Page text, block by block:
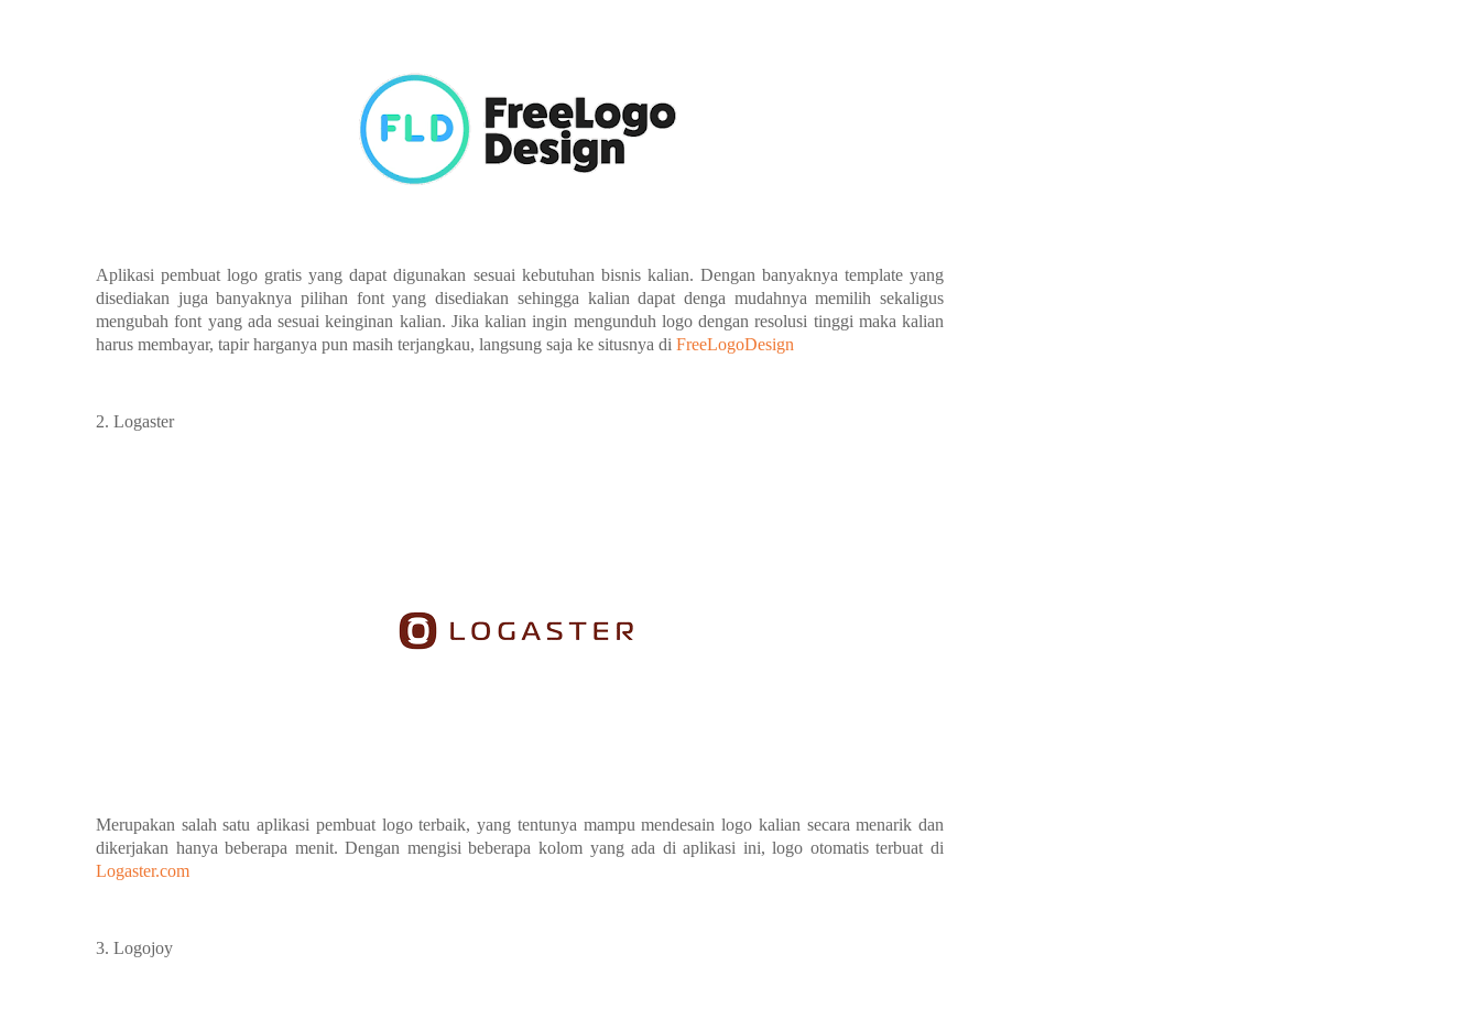
Aplikasi pembuat logo gratis yang dapat digunakan sesuai kebutuhan bisnis kalian. Dengan banyaknya template yang
disediakan juga banyaknya pilihan font yang disediakan sehingga kalian dapat denga mudahnya memilih sekaligus
mengubah font yang ada sesuai keinginan kalian. Jika kalian ingin mengunduh logo dengan resolusi tinggi maka kalian
harus membayar, tapir harganya pun masih terjangkau, langsung saja ke situsnya di FreeLogoDesign
2. Logaster
Merupakan salah satu aplikasi pembuat logo terbaik, yang tentunya mampu mendesain logo kalian secara menarik dan
dikerjakan hanya beberapa menit. Dengan mengisi beberapa kolom yang ada di aplikasi ini, logo otomatis terbuat di
Logaster.com
3. Logojoy